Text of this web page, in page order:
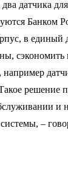
датчика
Банком
в единый
сэкономить
решение
и
–